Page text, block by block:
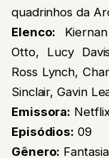
quadrinhos da
Elenco:
Otto, Lucy
Ross Lynch,
Sinclair, Gavin
Emissora:
Episódios: 09
Gênero: